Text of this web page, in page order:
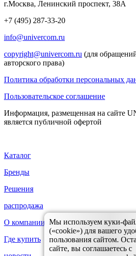
г.Москва, Ленинский проспект, 38А
+7 (495) 287-33-20
info@univercom.ru
copyright@univercom.ru (для
авторского права)
Политика обработки персональных
Пользовательское соглашение
Информация, размещенная на сайте
является публичной офертой
Каталог
Бренды
Решения
распродажа
О компании
Где купить
Мы используем куки-
(«cookie») для вашего
пользования сайтом.
сайте, вы соглашаетесь с